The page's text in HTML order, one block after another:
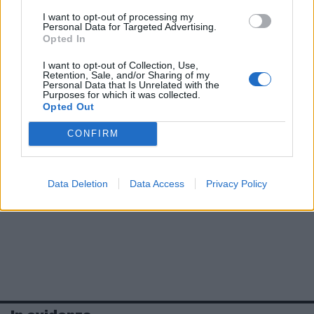
I want to opt-out of processing my
Personal Data for Targeted Advertising.
Opted In
I want to opt-out of Collection, Use,
Retention, Sale, and/or Sharing of my
Personal Data that Is Unrelated with the
Purposes for which it was collected.
Opted Out
CONFIRM
Data Deletion Data Access Privacy Policy